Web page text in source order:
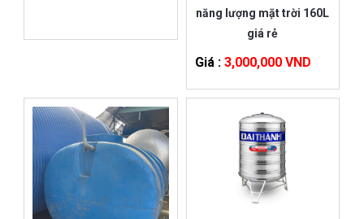
năng lượng mặt trời 160L
giá rẻ
Giá : 3,000,000 VND